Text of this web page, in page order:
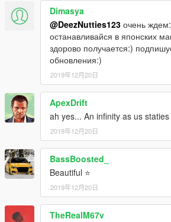
Dimasya
@DeezNutties123 очень
останавливайся в японских
здорово получается:)
обновления:)
2019年12月20日
ApexDrift
ah yes... An infinity as us
2019年12月20日
BassBoosted_
Beautiful ⭐️
2019年12月20日
TheRealM67v